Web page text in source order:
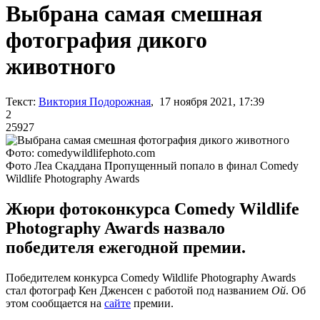
Выбрана самая смешная
фотография дикого
животного
Текст: Виктория Подорожная, 17 ноября 2021, 17:39
2
25927
Фото: comedywildlifephoto.com
Фото Леа Скаддана Пропущенный попало в финал Comedy
Wildlife Photography Awards
Жюри фотоконкурса Comedy Wildlife
Photography Awards назвало
победителя ежегодной премии.
Победителем конкурса Comedy Wildlife Photography Awards
стал фотограф Кен Дженсен с работой под названием Ой. Об
этом сообщается на сайте премии.